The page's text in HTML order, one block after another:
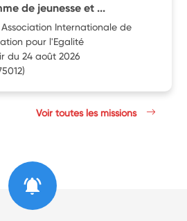
de jeunesse et ...
Association Internationale de
pour l'Egalité
du 24 août 2026
Voir toutes les missions